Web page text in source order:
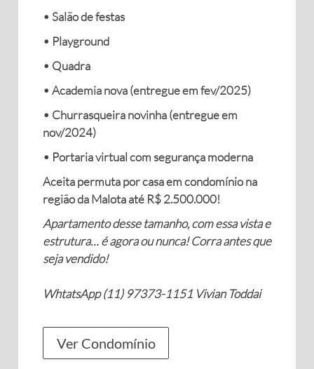
• Salão de festas
• Playground
• Quadra
• Academia nova (entregue em fev/2025)
• Churrasqueira novinha (entregue em
nov/2024)
• Portaria virtual com segurança moderna
Aceita permuta por casa em condomínio na
região da Malota até R$ 2.500.000!
Apartamento desse tamanho, com essa vista e
estrutura… é agora ou nunca! Corra antes que
seja vendido!
WhtatsApp (11) 97373-1151 Vivian Toddai
Ver Condomínio